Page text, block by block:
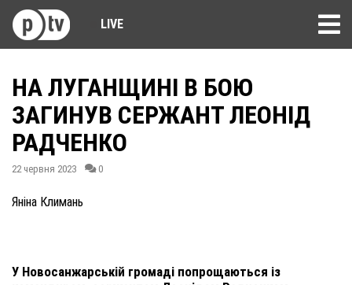
LIVE
НА ЛУГАНЩИНІ В БОЮ
ЗАГИНУВ СЕРЖАНТ ЛЕОНІД
РАДЧЕНКО
22 червня 2023 0
Яніна Климань
У Новосанжарській громаді попрощаються із